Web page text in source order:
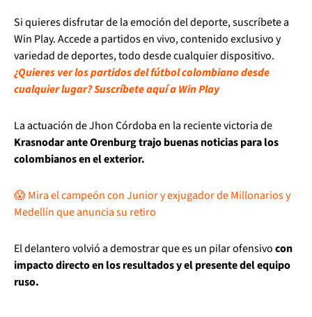
Si quieres disfrutar de la emoción del deporte, suscríbete a
Win Play. Accede a partidos en vivo, contenido exclusivo y
variedad de deportes, todo desde cualquier dispositivo.
¿Quieres ver los partidos del fútbol colombiano desde
cualquier lugar? Suscríbete aquí a Win Play
La actuación de Jhon Córdoba en la reciente victoria de
Krasnodar ante Orenburg trajo buenas noticias para los
colombianos en el exterior.
😱 Mira el campeón con Junior y exjugador de Millonarios y
Medellín que anuncia su retiro
El delantero volvió a demostrar que es un pilar ofensivocon
impacto directo en los resultados y el presente del equipo
ruso.